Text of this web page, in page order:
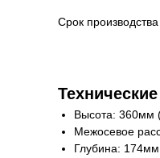
Срок
Высота: 360мм
Межосевое
Глубина: 174мм